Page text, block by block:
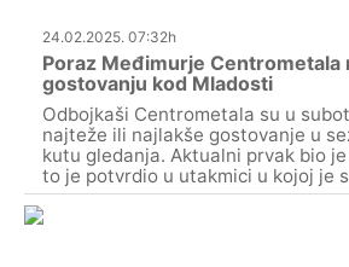
24.02.2025. 07:32h
Poraz Međimurje Centrometala
gostovanju kod Mladosti
Odbojkaši Centrometala su u
najteže ili najlakše gostovanje u
kutu gledanja. Aktualni prvak bio
to je potvrdio u utakmici u kojoj je